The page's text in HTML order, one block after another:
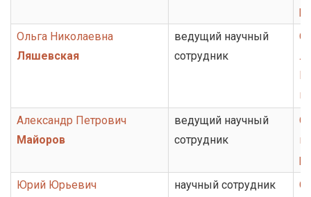
Ольга Николаевна
Ляшевская
ведущий научный
сотрудник
Александр Петрович
Майоров
ведущий научный
сотрудник
Юрий Юрьевич
научный сотрудник